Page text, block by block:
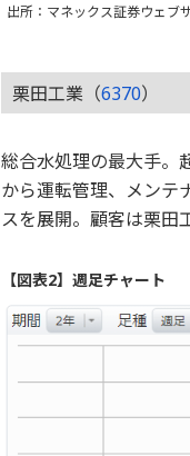
出所：マネックス証券ウェブ
栗田工業（6370）
総合水処理の最大手。
から運転管理、メンテ
スを展開。顧客は栗田
【図表2】週足チャート